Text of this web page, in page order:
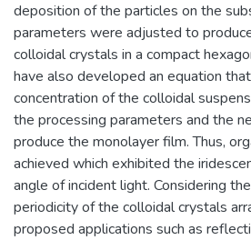
deposition of the particles on the
parameters were adjusted to
colloidal crystals in a compact
have also developed an equation
concentration of the colloidal
the processing parameters and the
produce the monolayer film. Thus,
achieved which exhibited the
angle of incident light. Considering
periodicity of the colloidal crystals
proposed applications such as